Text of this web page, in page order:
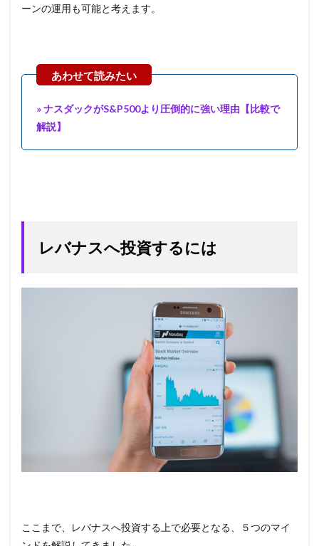
ーンの運用も可能と考えます。
» ナスダックがS&P500より圧倒的に強い理由【比較で
解説】
レバナスへ投資するには
ここまで、レバナスへ投資する上で必要となる、５つのマイ